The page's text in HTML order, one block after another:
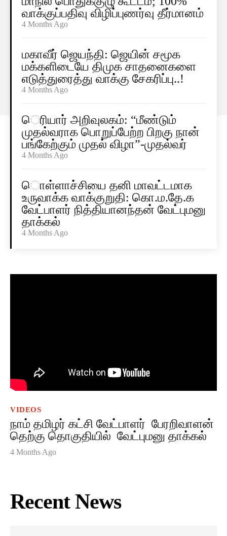
வாக்குப்பதிவு விழிப்புணர்வு தீர்மானம்
4 Months Ago
மகாவீர் ஜெயந்தி: ஜெயின் சமூக
மக்களிடையே திமுக சாதனைகளை
எடுத்துரைத்து வாக்கு சேகரிப்பு..!
4 Months Ago
ெரியார் அறிவுலகம்: “மீண்டும்
முதல்வராக பொறுப்பேற்ற பிறகு நான்
பங்கேற்கும் முதல் விழா”-முதல்வர்
4 Months Ago
ொள்ளாச்சியை தனி மாவட்டமாக
உருவாக்க வாக்குறுதி: கொ.ம.தே.க
வேட்பாளர் நித்தியானந்தன் வேட்புமனு
தாக்கல்
4 Months Ago
VIDEOS
நாம் தமிழர் கட்சி வேட்பாளர் பேரறிவாளன்
தெற்கு தொகுதியில் வேட்புமனு தாக்கல்
4 Months Ago
Recent News